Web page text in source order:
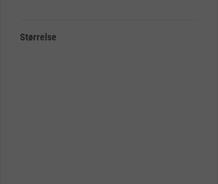
Størrelse